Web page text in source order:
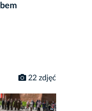
22 zdjęć